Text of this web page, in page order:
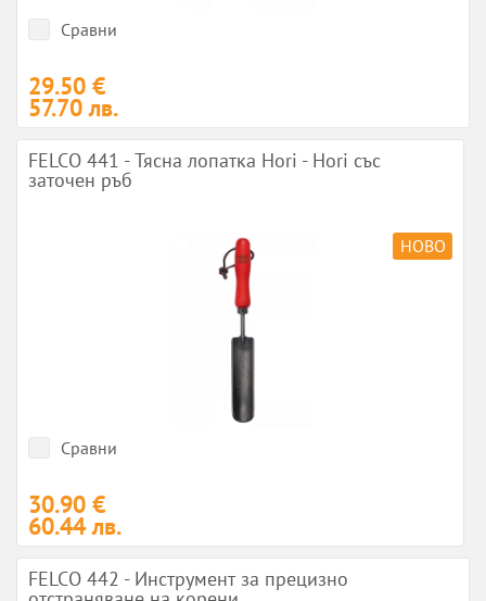
Сравни
29.50 €
57.70 лв.
FELCO 441 - Тясна лопатка Hori - Hori със
заточен ръб
НОВО
Сравни
30.90 €
60.44 лв.
FELCO 442 - Инструмент за прецизно